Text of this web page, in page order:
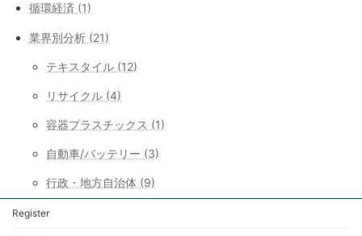
循環経済 (1)
業界別分析 (21)
テキスタイル (12)
リサイクル (4)
容器プラスチックス (1)
自動車/バッテリー (3)
行政・地方自治体 (9)
Register